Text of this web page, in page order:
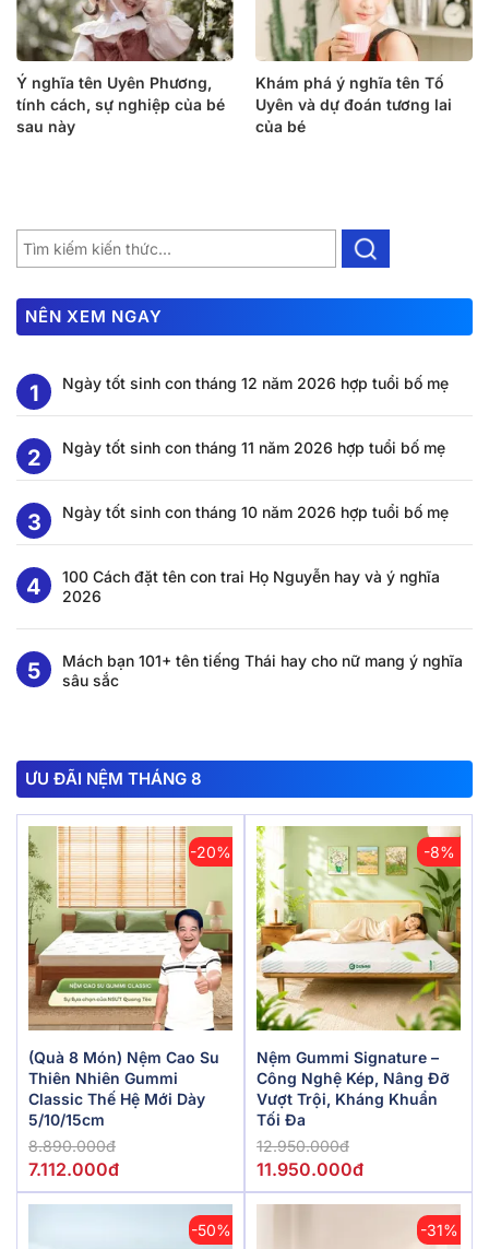
Ý nghĩa tên Uyên Phương,
tính cách, sự nghiệp của bé
sau này
Khám phá ý nghĩa tên Tố
Uyên và dự đoán tương lai
của bé
NÊN XEM NGAY
Ngày tốt sinh con tháng 12 năm 2026 hợp tuổi bố mẹ
Ngày tốt sinh con tháng 11 năm 2026 hợp tuổi bố mẹ
Ngày tốt sinh con tháng 10 năm 2026 hợp tuổi bố mẹ
100 Cách đặt tên con trai Họ Nguyễn hay và ý nghĩa
2026
Mách bạn 101+ tên tiếng Thái hay cho nữ mang ý nghĩa
sâu sắc
ƯU ĐÃI NỆM THÁNG 8
-20%
(Quà 8 Món) Nệm Cao Su
Thiên Nhiên Gummi
Classic Thế Hệ Mới Dày
5/10/15cm
8.890.000đ
7.112.000đ
-8%
Nệm Gummi Signature –
Công Nghệ Kép, Nâng Đỡ
Vượt Trội, Kháng Khuẩn
Tối Đa
12.950.000đ
11.950.000đ
-50% -31%